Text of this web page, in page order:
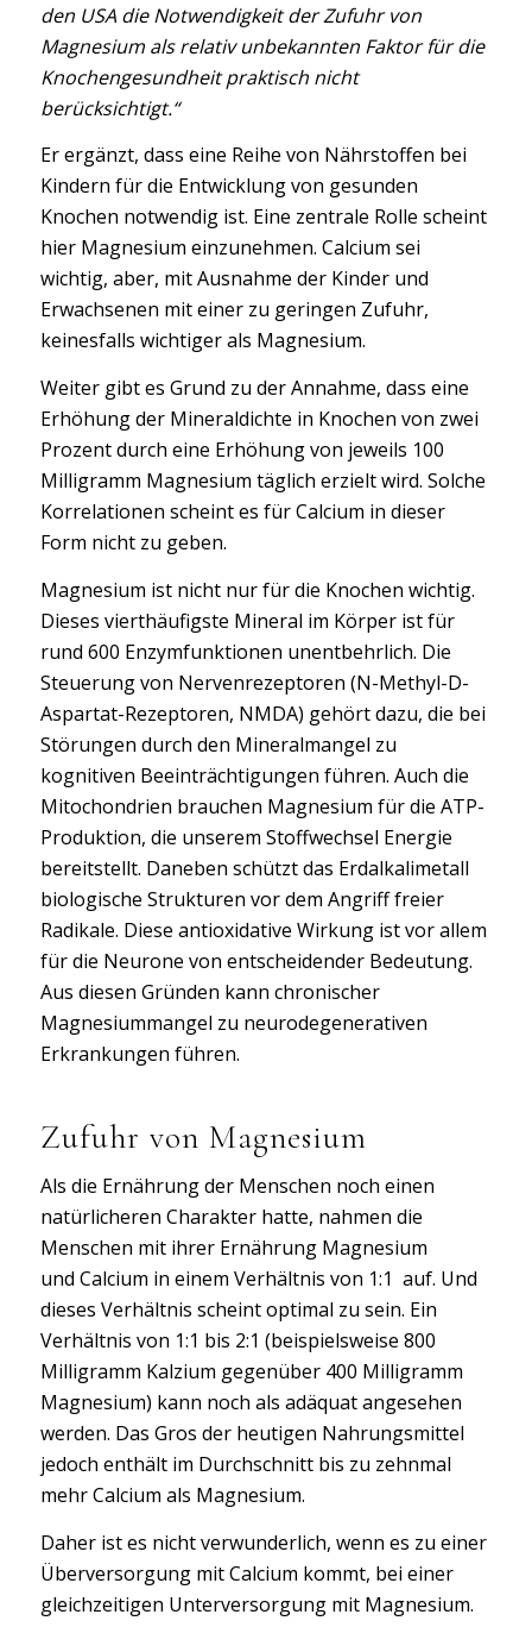
den USA die Notwendigkeit der Zufuhr von
Magnesium als relativ unbekannten Faktor für die
Knochengesundheit praktisch nicht
berücksichtigt.“
Er ergänzt, dass eine Reihe von Nährstoffen bei
Kindern für die Entwicklung von gesunden
Knochen notwendig ist. Eine zentrale Rolle scheint
hier Magnesium einzunehmen. Calcium sei
wichtig, aber, mit Ausnahme der Kinder und
Erwachsenen mit einer zu geringen Zufuhr,
keinesfalls wichtiger als Magnesium.
Weiter gibt es Grund zu der Annahme, dass eine
Erhöhung der Mineraldichte in Knochen von zwei
Prozent durch eine Erhöhung von jeweils 100
Milligramm Magnesium täglich erzielt wird. Solche
Korrelationen scheint es für Calcium in dieser
Form nicht zu geben.
Magnesium ist nicht nur für die Knochen wichtig.
Dieses vierthäufigste Mineral im Körper ist für
rund 600 Enzymfunktionen unentbehrlich. Die
Steuerung von Nervenrezeptoren (N-Methyl-D-
Aspartat-Rezeptoren, NMDA) gehört dazu, die bei
Störungen durch den Mineralmangel zu
kognitiven Beeinträchtigungen führen. Auch die
Mitochondrien brauchen Magnesium für die ATP-
Produktion, die unserem Stoffwechsel Energie
bereitstellt. Daneben schützt das Erdalkalimetall
biologische Strukturen vor dem Angriff freier
Radikale. Diese antioxidative Wirkung ist vor allem
für die Neurone von entscheidender Bedeutung.
Aus diesen Gründen kann chronischer
Magnesiummangel zu neurodegenerativen
Erkrankungen führen.
Zufuhr von Magnesium
Als die Ernährung der Menschen noch einen
natürlicheren Charakter hatte, nahmen die
Menschen mit ihrer Ernährung Magnesium
und Calcium in einem Verhältnis von 1:1 auf. Und
dieses Verhältnis scheint optimal zu sein. Ein
Verhältnis von 1:1 bis 2:1 (beispielsweise 800
Milligramm Kalzium gegenüber 400 Milligramm
Magnesium) kann noch als adäquat angesehen
werden. Das Gros der heutigen Nahrungsmittel
jedoch enthält im Durchschnitt bis zu zehnmal
mehr Calcium als Magnesium.
Daher ist es nicht verwunderlich, wenn es zu einer
Überversorgung mit Calcium kommt, bei einer
gleichzeitigen Unterversorgung mit Magnesium.